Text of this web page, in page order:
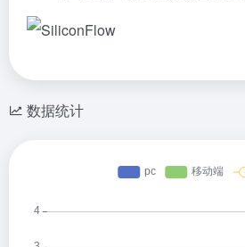
数据统计